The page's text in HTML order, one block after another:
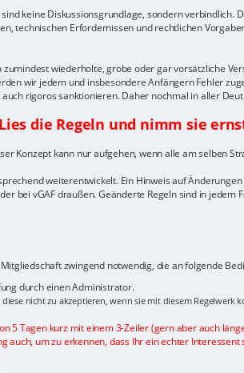
keine Diskussionsgrundlage, sondern
technischen Erfordernissen und rechtlichen
wiederholte, grobe oder gar vorsätzliche
wir jedem und insbesondere Anfängern Fehler
rigoros sanktionieren. Daher nochmal in aller
die Regeln und nimm sie
Konzept kann nur aufgehen, wenn alle am selben
weiterentwickelt. Ein Hinweis auf
bei vGAF draußen. Geänderte Regeln sind in jedem
zwingend notwendig, die an folgende
durch einen Administrator.
nicht zu akzeptieren, wenn sie mit diesem
5 Tagen kurz mit einem 3-Zeiler (gern aber auch
auch, um zu erkennen, dass Ihr ein echter Interessent